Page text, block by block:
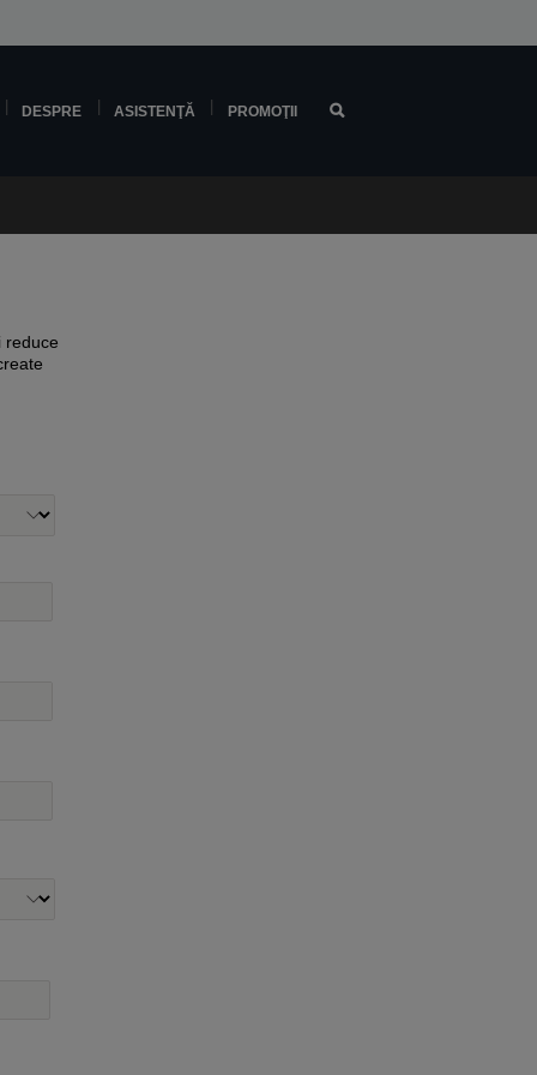
DESPRE ASISTENŢĂ PROMOŢII
reduce